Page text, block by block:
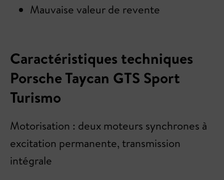
Mauvaise valeur de revente
Caractéristiques techniques
Porsche Taycan GTS Sport
Turismo
Motorisation : deux moteurs synchrones à
excitation permanente, transmission
intégrale